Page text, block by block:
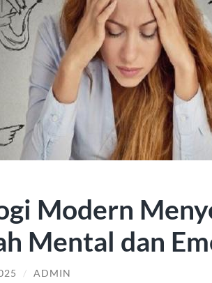
Modern
Mental dan
/ ADMIN